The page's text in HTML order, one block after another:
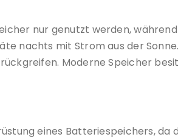
nur genutzt werden,
nachts mit Strom aus der
Moderne Speicher
eines Batteriespeichers,